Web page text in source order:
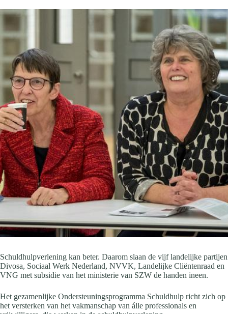
Schuldhulpverlening kan beter. Daarom slaan de vijf landelijke partijen
Divosa, Sociaal Werk Nederland, NVVK, Landelijke Cliëntenraad en
VNG met subsidie van het ministerie van SZW de handen ineen.
Het gezamenlijke Ondersteuningsprogramma Schuldhulp richt zich op
het versterken van het vakmanschap van álle professionals en